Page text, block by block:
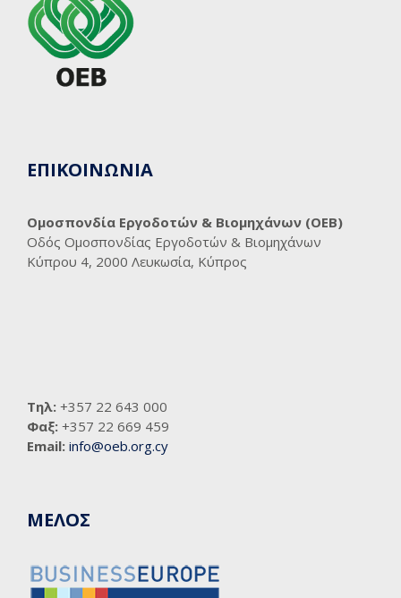
ΕΠΙΚΟΙΝΩΝΙΑ
Ομοσπονδία Εργοδοτών & Βιομηχάνων (ΟΕΒ)
Οδός Ομοσπονδίας Εργοδοτών & Βιομηχάνων
Κύπρου 4, 2000 Λευκωσία, Κύπρος
Τηλ: +357 22 643 000
Φαξ: +357 22 669 459
Email: info@oeb.org.cy
ΜΕΛΟΣ